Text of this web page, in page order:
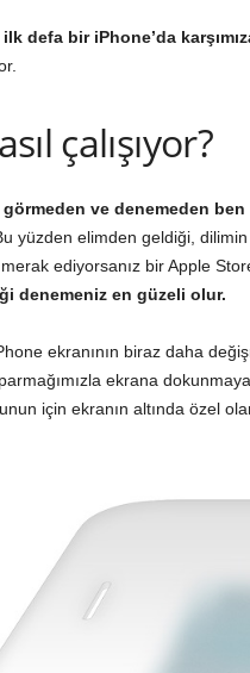
ilk defa bir iPhone’da
çalışıyor?
görmeden ve denemeden
yüzden elimden geldiği,
ediyorsanız bir Apple
denemeniz en güzeli olur.
ekranının biraz daha
ekrana
için ekranın altında özel